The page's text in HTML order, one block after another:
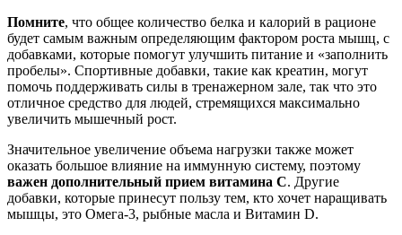
Помните, что общее количество белка и калорий в рационе
будет самым важным определяющим фактором роста мышц, с
добавками, которые помогут улучшить питание и «заполнить
пробелы». Спортивные добавки, такие как креатин, могут
помочь поддерживать силы в тренажерном зале, так что это
отличное средство для людей, стремящихся максимально
увеличить мышечный рост.
Значительное увеличение объема нагрузки также может
оказать большое влияние на иммунную систему, поэтому
важен дополнительный прием витамина С. Другие
добавки, которые принесут пользу тем, кто хочет наращивать
мышцы, это Омега-3, рыбные масла и Витамин D.